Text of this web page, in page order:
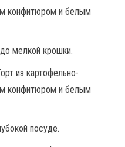
мелкой крошки.
посуде.